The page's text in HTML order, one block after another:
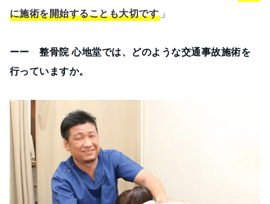
に施術を開始することも大切です 」
ーー 整骨院 心地堂では、どのような交通事故施術を
行っていますか。